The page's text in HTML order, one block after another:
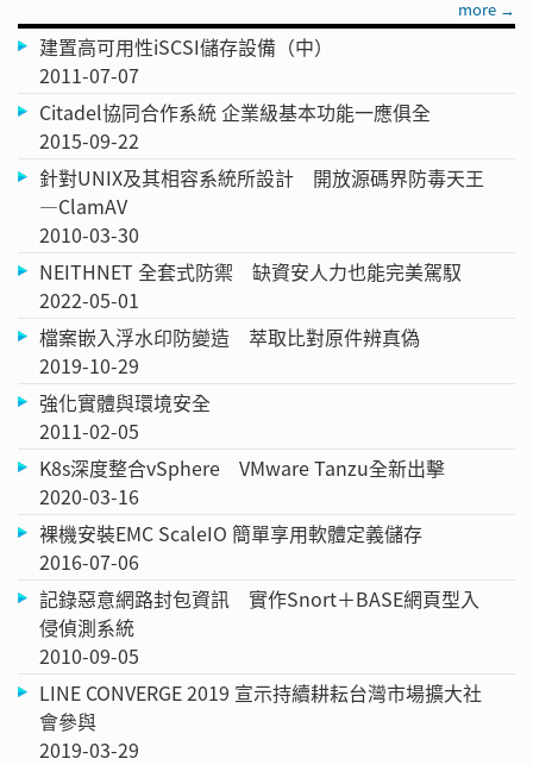
more →
建置高可用性iSCSI儲存設備（中）
2011-07-07
Citadel協同合作系統 企業級基本功能一應俱全
2015-09-22
針對UNIX及其相容系統所設計 開放源碼界防毒天王
—ClamAV
2010-03-30
NEITHNET 全套式防禦 缺資安人力也能完美駕馭
2022-05-01
檔案嵌入浮水印防變造 萃取比對原件辨真偽
2019-10-29
強化實體與環境安全
2011-02-05
K8s深度整合vSphere VMware Tanzu全新出擊
2020-03-16
裸機安裝EMC ScaleIO 簡單享用軟體定義儲存
2016-07-06
記錄惡意網路封包資訊 實作Snort＋BASE網頁型入
侵偵測系統
2010-09-05
LINE CONVERGE 2019 宣示持續耕耘台灣市場擴大社
會參與
2019-03-29